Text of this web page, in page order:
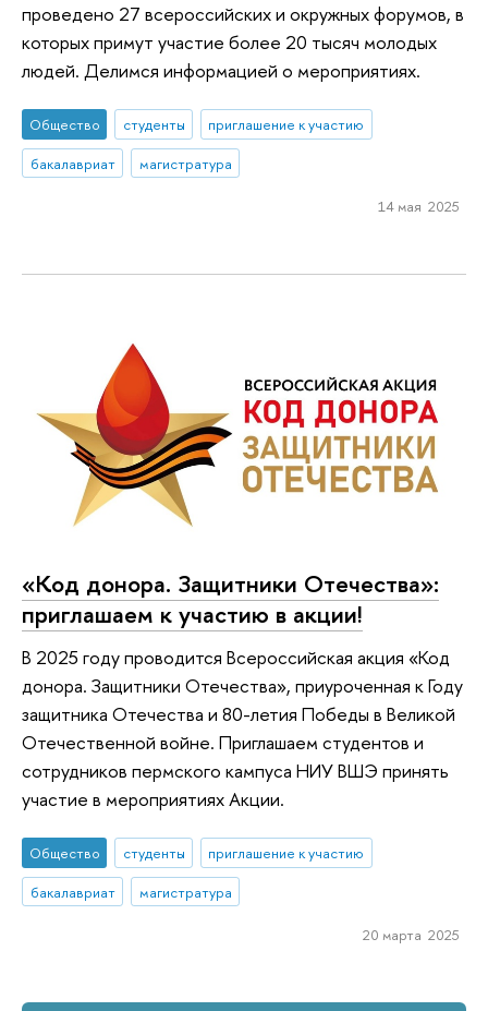
проведено 27 всероссийских и окружных форумов, в
которых примут участие более 20 тысяч молодых
людей. Делимся информацией о мероприятиях.
Общество студенты
приглашение к участию
бакалавриат
магистратура
14 мая 2025
«Код донора. Защитники Отечества»:
приглашаем к участию в акции!
В 2025 году проводится Всероссийская акция «Код
донора. Защитники Отечества», приуроченная к Году
защитника Отечества и 80-летия Победы в Великой
Отечественной войне. Приглашаем студентов и
сотрудников пермского кампуса НИУ ВШЭ принять
участие в мероприятиях Акции.
Общество студенты
приглашение к участию
бакалавриат
магистратура
20 марта 2025